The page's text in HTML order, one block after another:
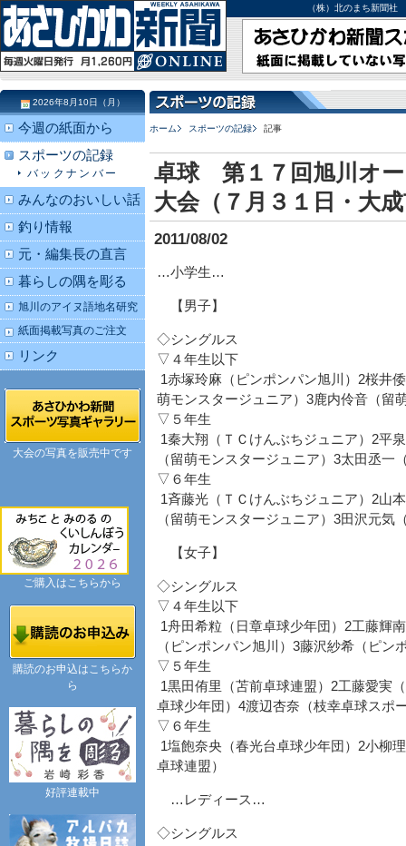
（株）北のまち新聞
ホーム スポーツの記録 記事
卓球 第１７回旭川オ
大会（７月３１日・大
2011/08/02
…小学生…
【男子】
◇シングルス
▽４年生以下
1赤塚玲麻（ピンポンパン旭川）2桜井
萌モンスタージュニア）3鹿内伶音（留
▽５年生
1秦大翔（ＴＣけんぶちジュニア）2平
（留萌モンスタージュニア）3太田丞一
▽６年生
1斉藤光（ＴＣけんぶちジュニア）2山
（留萌モンスタージュニア）3田沢元気
【女子】
◇シングルス
▽４年生以下
1舟田希粒（日章卓球少年団）2工藤輝
（ピンポンパン旭川）3藤沢紗希（ピン
▽５年生
1黒田侑里（苫前卓球連盟）2工藤愛実
卓球少年団）4渡辺杏奈（枝幸卓球スポ
▽６年生
1塩飽奈央（春光台卓球少年団）2小柳
卓球連盟）
…レディース…
◇シングルス
2026年8月10日（月）
今週の紙面から
スポーツの記録
バックナンバー
みんなのおいしい話
釣り情報
元・編集長の直言
暮らしの隅を彫る
旭川のアイヌ語地名研究
紙面掲載写真のご注文
リンク
大会の写真を販売中です
ご購入はこちらから
購読のお申込はこちらか
ら
好評連載中